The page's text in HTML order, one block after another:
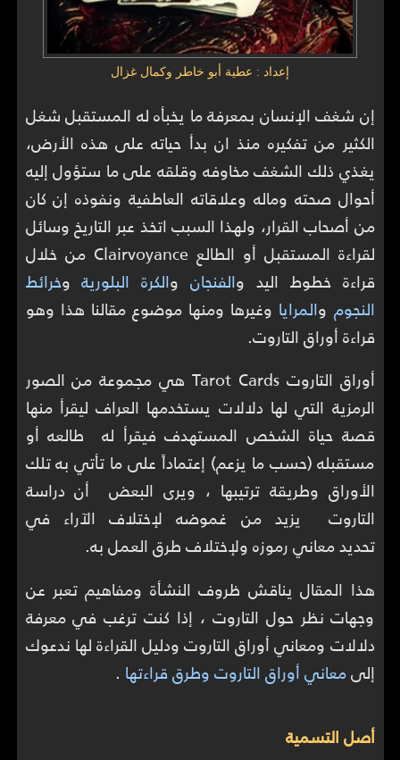
إعداد : عطية أبو خاطر وكمال غزال
إن شغف الإنسان بمعرفة ما يخبأه له المستقبل شغل
الكثير من تفكيره منذ ان بدأ حياته على هذه الأرض،
يغذي ذلك الشغف مخاوفه وقلقه على ما ستؤول إليه
أحوال صحته وماله وعلاقاته العاطفية ونفوذه إن كان
من أصحاب القرار، ولهذا السبب اتخذ عبر التاريخ وسائل
لقراءة المستقبل أو الطالع Clairvoyance من خلال
قراءة خطوط اليد والفنجانوالكرة البلوريةوخرائط
النجوم والمرايا وغيرها ومنها موضوع مقالنا هذا وهو
قراءة أوراق التاروت.
أوراق التاروت Tarot Cards هي مجموعة من الصور
الرمزية التي لها دلالات يستخدمها العراف ليقرأ منها
قصة حياة الشخص المستهدف فيقرأ له طالعه أو
مستقبله (حسب ما يزعم) إعتماداً على ما تأتي به تلك
الأوراق وطريقة ترتيبها ، ويرى البعض أن دراسة
التاروت يزيد من غموضه لإختلاف الآراء في
تحديد معاني رموزه ولإختلاف طرق العمل به.
هذا المقال يناقش ظروف النشأة ومفاهيم تعبر عن
وجهات نظر حول التاروت ، إذا كنت ترغب في معرفة
دلالات ومعاني أوراق التاروت ودليل القراءة لها ندعوك
إلىمعاني أوراق التاروت وطرق قراءتها .
أصل التسمية